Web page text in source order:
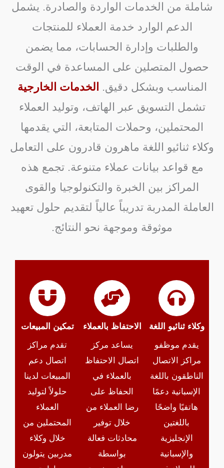
شاملة من الخدمات الواردة والصادرة. يشمل
الدعم الوارد خدمة العملاء للمنتجات
والطلبات وإدارة الحسابات، مما يضمن
حصول المتصلين على المساعدة في الوقت
المناسب وبشكل دقيق. الخدمات الخارجية
تشمل التسويق عبر الهاتف، وتوليد العملاء
المحتملين، وحملات المتابعة، التي يقدمها
وكلاء ثنائيو اللغة ماهرون قادرون على التعامل
مع قواعد بيانات عملاء متنوعة. تجمع هذه
المراكز بين الخبرة والتكنولوجيا والقوى
العاملة المدربة تدريباً عالياً لتقديم حلول تعهيد
موثوقة وموجهة نحو النتائج.
وكلاء ثنائيو اللغة
يقدم موظفو
مراكز الاتصال
الناطقون باللغة
الإسبانية دعمًا
هاتفيًا واضحًا
باللغتين
الإنجليزية
والإسبانية
الاحتفاظ بالعملاء
يساعد مركز
اتصال الاحتفاظ
بالعملاء في
الحفاظ على
رضا العملاء من
خلال توفير
محادثات فعالة
بواسطة
تمكين المبيعات
تقدم مراكز
اتصال دعم
المبيعات لدينا
حلولاً لتوليد
العملاء
المحتملين من
خلال وكلاء
مدربين يتولون